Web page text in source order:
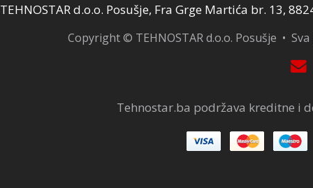
TEHNOSTAR d.o.o. Posušje, Fra Grge Martića br. 13,
Copyright © TEHNOSTAR d.o.o. Posušje •
Tehnostar.ba podržava kreditne i